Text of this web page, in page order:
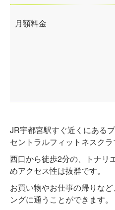
月額料金
JR宇都宮駅すぐ近くにある
セントラルフィットネスクラ
西口から徒歩2分の、トナリ
めアクセス性は抜群です。
お買い物やお仕事の帰りな
ングに通うことができます。